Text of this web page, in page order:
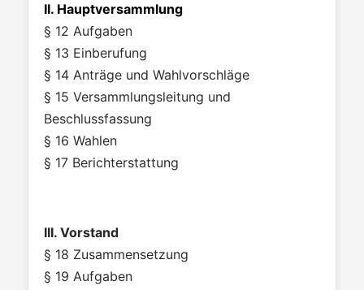
II. Hauptversammlung
§ 12 Aufgaben
§ 13 Einberufung
§ 14 Anträge und Wahlvorschläge
§ 15 Versammlungsleitung und
Beschlussfassung
§ 16 Wahlen
§ 17 Berichterstattung
III. Vorstand
§ 18 Zusammensetzung
§ 19 Aufgaben